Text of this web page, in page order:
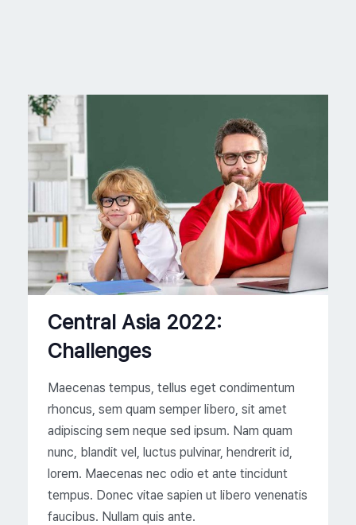
Central Asia 2022:
Challenges
Maecenas tempus, tellus eget condimentum
rhoncus, sem quam semper libero, sit amet
adipiscing sem neque sed ipsum. Nam quam
nunc, blandit vel, luctus pulvinar, hendrerit id,
lorem. Maecenas nec odio et ante tincidunt
tempus. Donec vitae sapien ut libero venenatis
faucibus. Nullam quis ante.